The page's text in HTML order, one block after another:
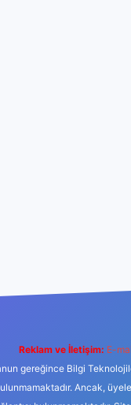
Reklam ve İletişim: E-
gereğince Bilgi
Ancak,